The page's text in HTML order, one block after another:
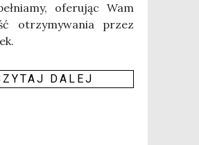
ofe­ru­jąc Wam
otrzy­my­wa­nia przez
DALEJ